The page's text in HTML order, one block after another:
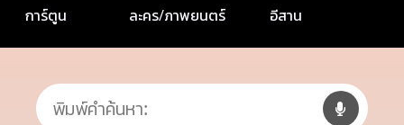
การ์ตูน
ละคร/ภาพยนตร์ อีสาน